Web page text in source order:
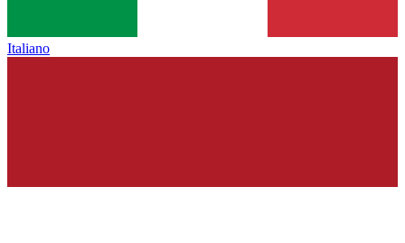
Italiano